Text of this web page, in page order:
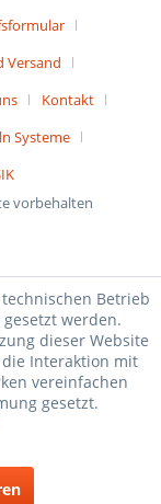
Versand
Kontakt
Systeme
vorbehalten
Betrieb
werden.
dieser Website
Interaktion mit
vereinfachen
gesetzt.